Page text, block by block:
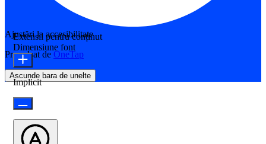
Ajustări la accesibilitate
Propulsat de OneTap
Ascunde bara de unelte
Extensii pentru conținut
Dimensiune font
Implicit